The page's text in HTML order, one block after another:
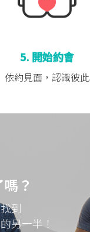
5. 開始約會
依約見面，認識彼此
？
到
另一半！